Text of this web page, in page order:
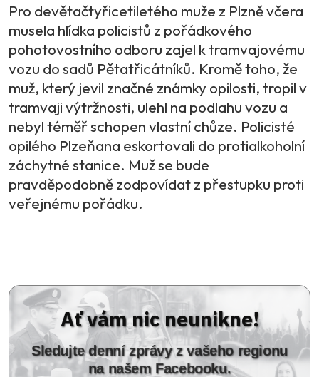
Pro devětačtyřicetiletého muže z Plzně včera
musela hlídka policistů z pořádkového
pohotovostního odboru zajel k tramvajovému
vozu do sadů Pětatřicátníků. Kromě toho, že
muž, který jevil značné známky opilosti, tropil v
tramvaji výtržnosti, ulehl na podlahu vozu a
nebyl téměř schopen vlastní chůze. Policisté
opilého Plzeňana eskortovali do protialkoholní
záchytné stanice. Muž se bude
pravděpodobně zodpovídat z přestupku proti
veřejnému pořádku.
Ať vám nic neunikne!
Sledujte denní zprávy z vašeho regionu
na našem Facebooku.